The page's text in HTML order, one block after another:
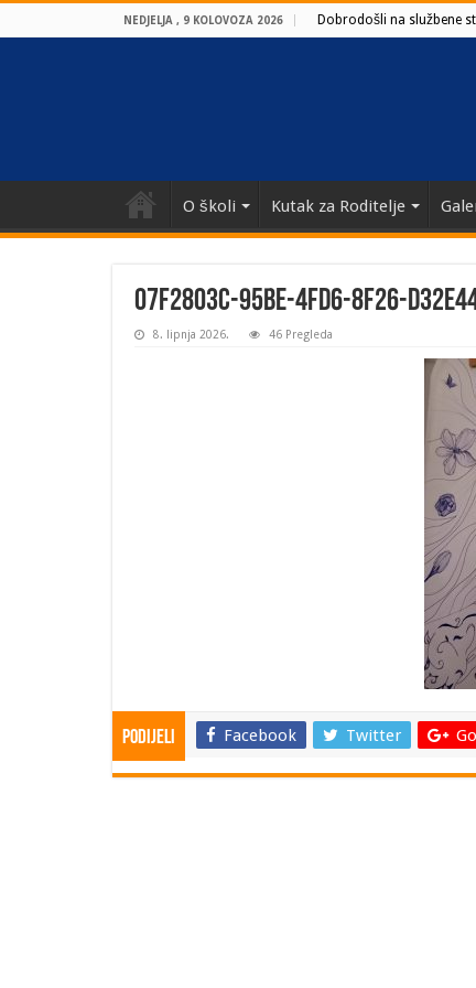
NEDJELJA , 9 KOLOVOZA 2026 Dobrodošli na službene
O školi Kutak za Roditelje
07f2803c-95be-4fd6-8f26-
8. lipnja 2026. 46 Pregleda
Podijeli Facebook Twitter